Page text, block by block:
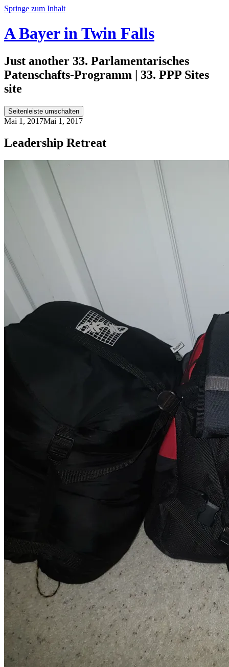
Springe zum Inhalt
A Bayer in Twin Falls
Just another 33. Parlamentarisches
Patenschafts-Programm | 33. PPP Sites
site
Seitenleiste umschalten
Mai 1, 2017Mai 1, 2017
Leadership Retreat